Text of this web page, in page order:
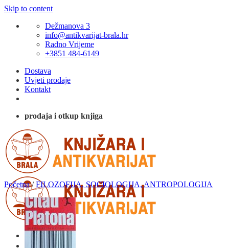
Skip to content
Dežmanova 3
info@antikvarijat-brala.hr
Radno Vrijeme
+3851 484-6149
Dostava
Uvjeti prodaje
Kontakt
prodaja i otkup knjiga
Početna / FILOZOFIJA, SOCIOLOGIJA, ANTROPOLOGIJA